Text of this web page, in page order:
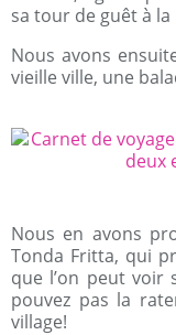
sa tour de guêt à
Nous avons
vieille ville, une
Nous en avons
Tonda Fritta, qui
que l’on peut voir
pouvez pas la
village!